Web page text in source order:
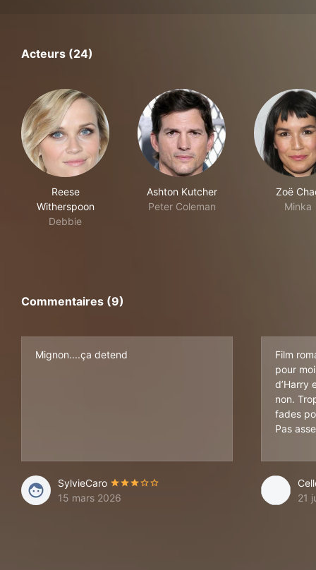
Acteurs (24)
Reese
Witherspoon
Debbie
Ashton Kutcher
Peter Coleman
Zoë
Minka
Commentaires (9)
Mignon....ça detend
SylvieCaro
15 mars 2026
Film
pour
d’Harry
non.
fades
Pas
21